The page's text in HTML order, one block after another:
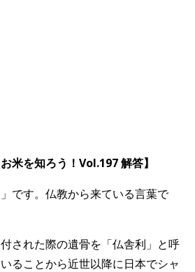
米を知ろう！Vol.197 解答】
です。仏教から来ている言葉で
された際の遺骨を「仏舎利」と呼
ることから近世以降に日本でシャ